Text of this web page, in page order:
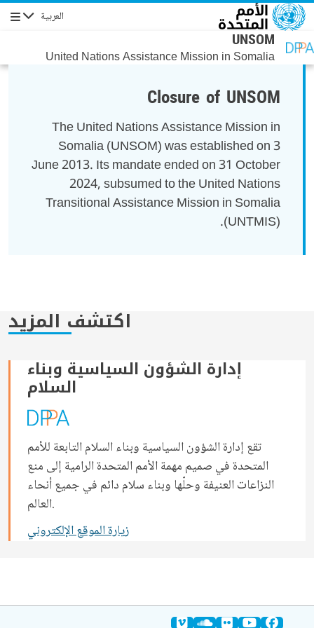
تجاوز إلى المحتوى الرئيسي العربية التنقل
UNSOM
United Nations Assistance Mission in Somalia
Closure of UNSOM
The United Nations Assistance Mission in
Somalia (UNSOM) was established on 3
June 2013. Its mandate ended on 31 October
2024, subsumed to the United Nations
Transitional Assistance Mission in Somalia
(UNTMIS).
اكتشف المزيد
إدارة الشؤون السياسية وبناء
السلام
تقع إدارة الشؤون السياسية وبناء السلام التابعة للأمم
المتحدة في صميم مهمة الأمم المتحدة الرامية إلى منع
النزاعات العنيفة وحلّها وبناء سلام دائم في جميع أنحاء
العالم.
زيارة الموقع الإلكتروني